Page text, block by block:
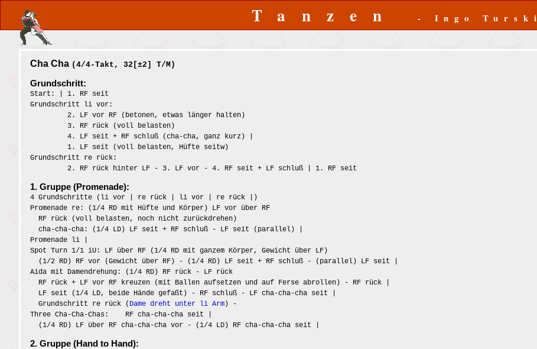
Tanzen - Ingo Turski
Cha Cha (4/4-Takt, 32[±2] T/M)
Grundschritt:
Start: | 1. RF seit
Grundschritt li vor:
2. LF vor RF (betonen, etwas länger halten)
3. RF rück (voll belasten)
4. LF seit + RF schluß (cha-cha, ganz kurz) |
1. LF seit (voll belasten, Hüfte seitw)
Grundschritt re rück:
2. RF rück hinter LF - 3. LF vor - 4. RF seit + LF schluß | 1. RF seit
1. Gruppe (Promenade):
4 Grundschritte (li vor | re rück | li vor | re rück |)
Promenade re: (1/4 RD mit Hüfte und Körper) LF vor über RF
RF rück (voll belasten, noch nicht zurückdrehen)
cha-cha-cha: (1/4 LD) LF seit + RF schluß - LF seit (parallel) |
Promenade li |
Spot Turn 1/1 iU: LF über RF (1/4 RD mit ganzem Körper, Gewicht über LF)
(1/2 RD) RF vor (Gewicht über RF) - (1/4 RD) LF seit + RF schluß - (parallel) LF seit |
Aida mit Damendrehung: (1/4 RD) RF rück - LF rück
RF rück + LF vor RF kreuzen (mit Ballen aufsetzen und auf Ferse abrollen) - RF rück |
LF seit (1/4 LD, beide Hände gefaßt) - RF schluß - LF cha-cha-cha seit |
Grundschritt re rück ( Dame dreht unter li Arm ) -
Three Cha-Cha-Chas: RF cha-cha-cha seit |
(1/4 RD) LF über RF cha-cha-cha vor - (1/4 LD) RF cha-cha-cha seit |
2. Gruppe (Hand to Hand):